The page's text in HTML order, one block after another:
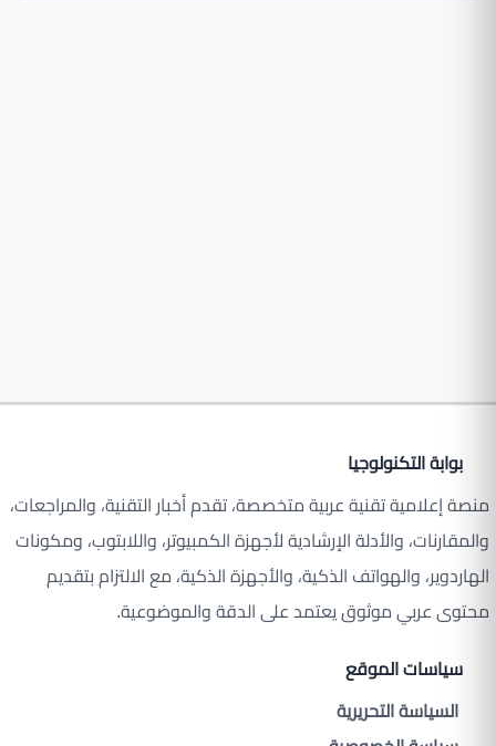
بوابة التكنولوجيا
منصة إعلامية تقنية عربية متخصصة، تقدم أخبار التقنية، والمراجعات،
والمقارنات، والأدلة الإرشادية لأجهزة الكمبيوتر، واللابتوب، ومكونات
الهاردوير، والهواتف الذكية، والأجهزة الذكية، مع الالتزام بتقديم
محتوى عربي موثوق يعتمد على الدقة والموضوعية.
سياسات الموقع
السياسة التحريرية